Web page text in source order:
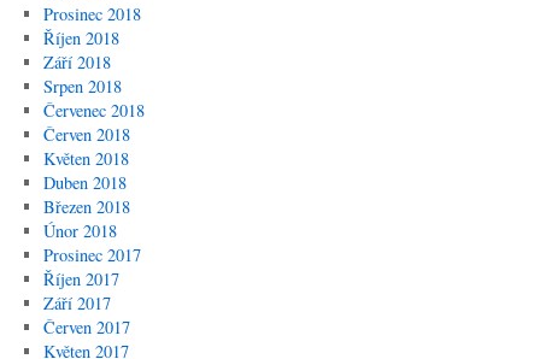
Prosinec 2018
Říjen 2018
Září 2018
Srpen 2018
Červenec 2018
Červen 2018
Květen 2018
Duben 2018
Březen 2018
Únor 2018
Prosinec 2017
Říjen 2017
Září 2017
Červen 2017
Květen 2017